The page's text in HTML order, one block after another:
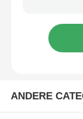
ANDERE